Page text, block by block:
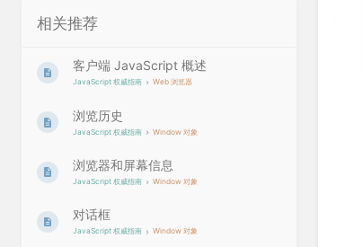
相关推荐
客户端 JavaScript 概述
JavaScript 权威指南 Web 浏览器
浏览历史
JavaScript 权威指南 Window 对象
浏览器和屏幕信息
JavaScript 权威指南 Window 对象
对话框
JavaScript 权威指南 Window 对象